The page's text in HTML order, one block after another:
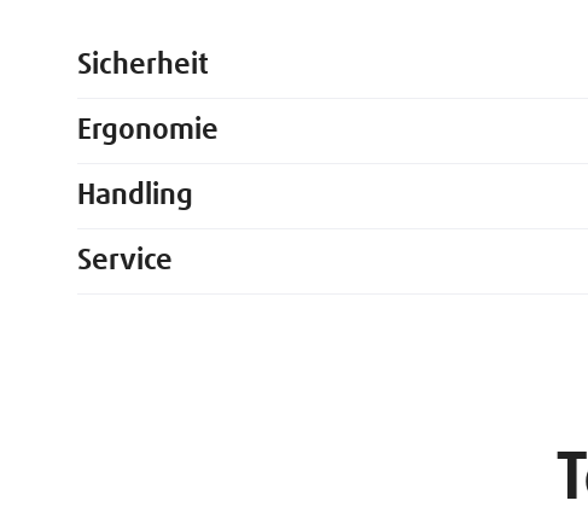
Sicherheit
Ergonomie
Handling
Service